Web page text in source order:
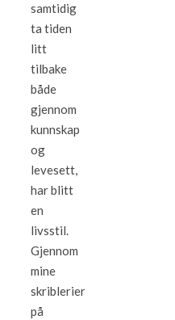
samtidig
ta tiden
litt
tilbake
både
gjennom
kunnskap
og
levesett,
har blitt
en
livsstil.
Gjennom
mine
skriblerier
på